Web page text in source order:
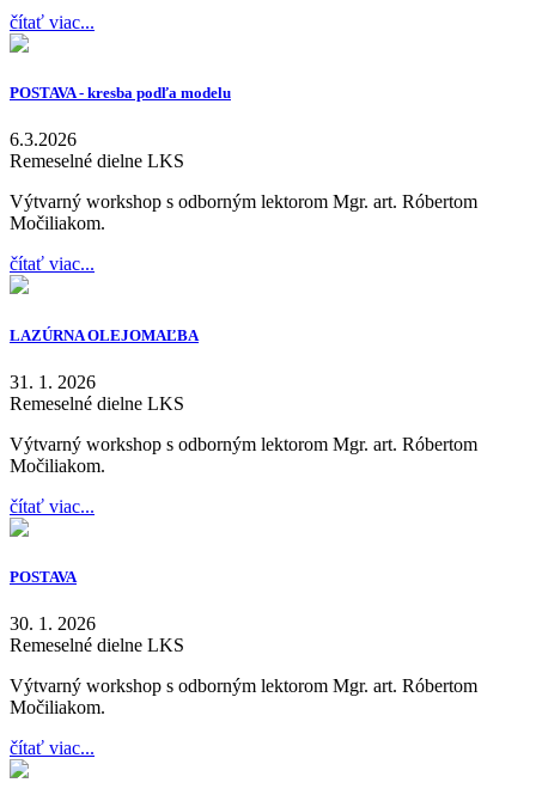
čítať viac...
POSTAVA - kresba podľa modelu
6.3.2026
Remeselné dielne LKS
Výtvarný workshop s odborným lektorom Mgr. art. Róbertom
Močiliakom.
čítať viac...
LAZÚRNA OLEJOMAĽBA
31. 1. 2026
Remeselné dielne LKS
Výtvarný workshop s odborným lektorom Mgr. art. Róbertom
Močiliakom.
čítať viac...
POSTAVA
30. 1. 2026
Remeselné dielne LKS
Výtvarný workshop s odborným lektorom Mgr. art. Róbertom
Močiliakom.
čítať viac...